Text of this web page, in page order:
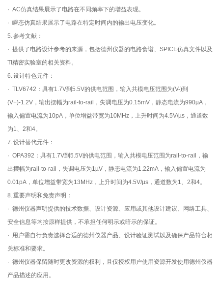
· AC仿真结果展示了电路在不同频率下的增益表现。
· 瞬态仿真结果展示了电路在特定时间内的输出电压变化。
5. 参考文献：
· 提供了电路设计参考的来源，包括德州仪器的电路食谱、SPICE仿真文件以及
TI精密实验室的相关资料。
6. 设计特色元件：
· TLV6742：具有1.7V到5.5V的供电范围，输入共模电压范围为(V-)到
(V+)-1.2V，输出摆幅为rail-to-rail，失调电压为0.15mV，静态电流为990µA，
输入偏置电流为10pA，单位增益带宽为10MHz，上升时间为4.5V/µs，通道数
为1、2和4。
7. 设计替代元件：
· OPA392：具有1.7V到5.5V的供电范围，输入共模电压范围为rail-to-rail，输
出摆幅为rail-to-rail，失调电压为1µV，静态电流为1.22mA，输入偏置电流为
0.01pA，单位增益带宽为13MHz，上升时间为4.5V/µs，通道数为1、2和4。
8. 重要声明和免责声明：
· 德州仪器声明提供的技术数据、设计资源、应用或其他设计建议、网络工具、
安全信息等均按原样提供，不承担任何明示或暗示的保证。
· 用户需自行负责选择合适的德州仪器产品、设计验证测试以及确保产品符合相
关标准和要求。
· 德州仪器保留随时更改资源的权利，且仅授权用户使用资源开发使用德州仪器
产品描述的应用。